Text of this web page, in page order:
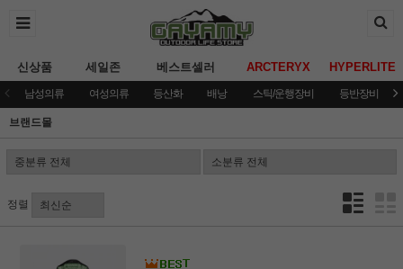
신상품 세일존 베스트셀러 ARCTERYX HYPERLITE
남성의류 여성의류 등산화 배낭 스틱/운행장비 등반장비
브랜드몰
정렬